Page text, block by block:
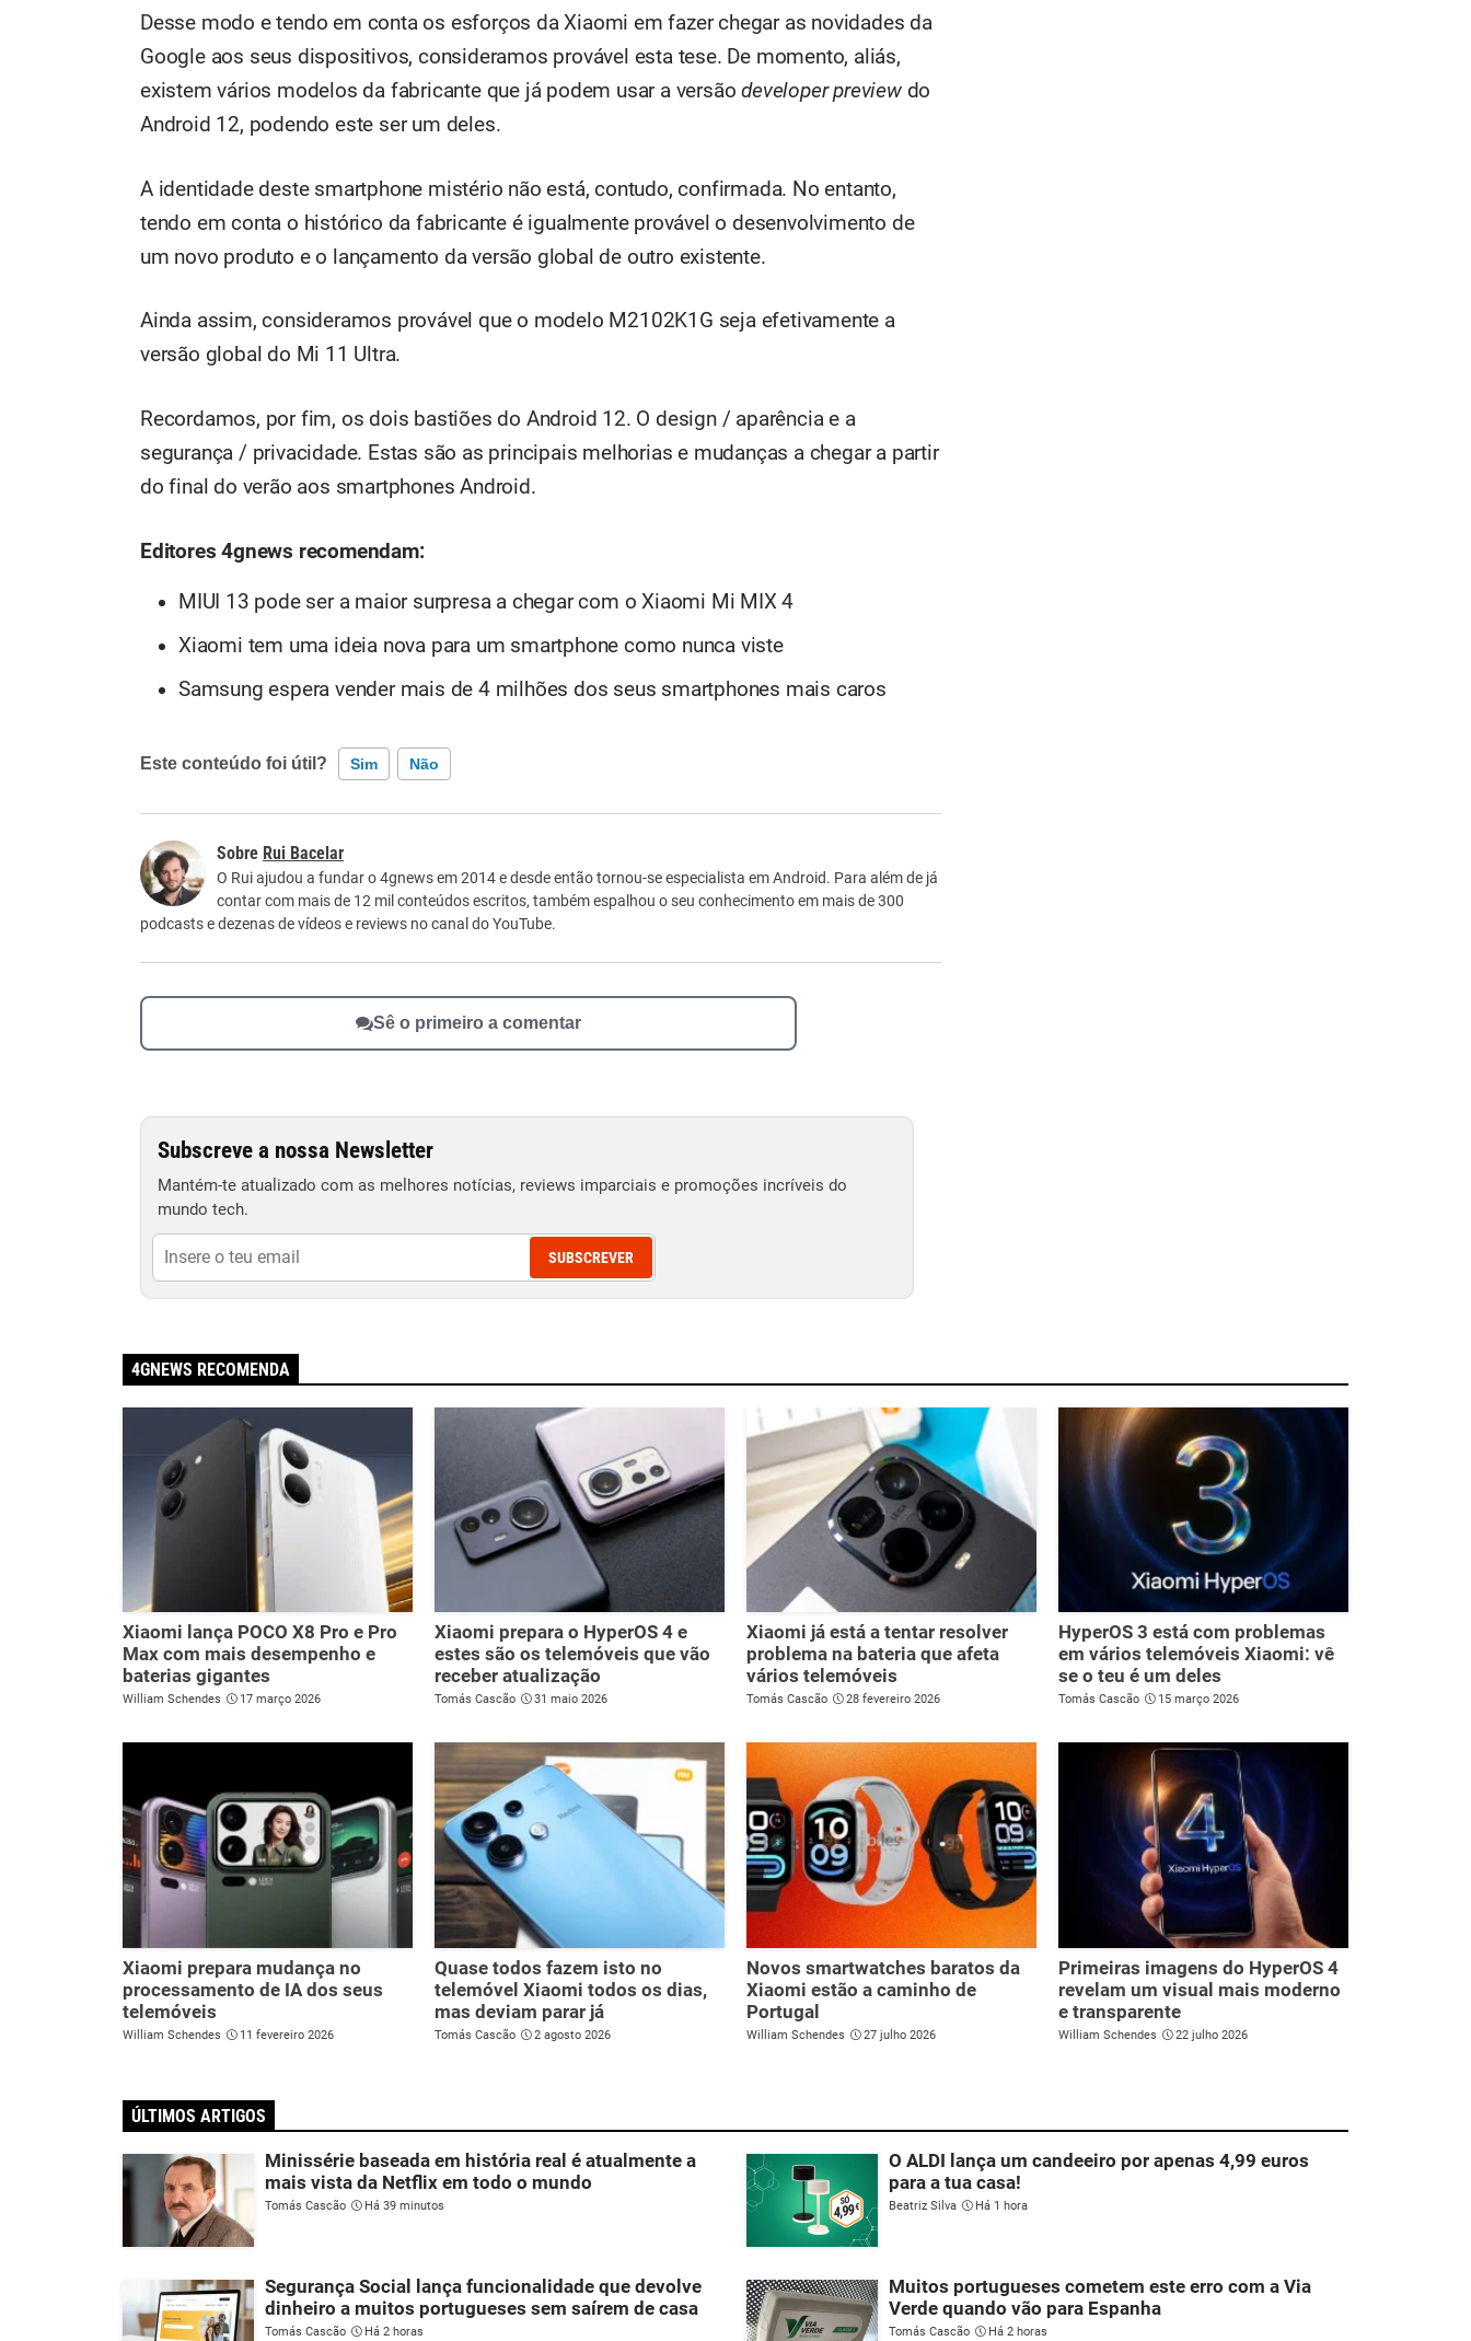
Desse modo e tendo em conta os esforços da Xiaomi em fazer chegar as novidades da
Google aos seus dispositivos, consideramos provável esta tese. De momento, aliás,
existem vários modelos da fabricante que já podem usar a versãodeveloper previewdo
Android 12, podendo este ser um deles.
A identidade deste smartphone mistério não está, contudo, confirmada. No entanto,
tendo em conta o histórico da fabricante é igualmente provável o desenvolvimento de
um novo produto e o lançamento da versão global de outro existente.
Ainda assim, consideramos provável que o modelo M2102K1G seja efetivamente a
versão global do Mi 11 Ultra.
Recordamos, por fim, os dois bastiões do Android 12. O design / aparência e a
segurança / privacidade. Estas são as principais melhorias e mudanças a chegar a partir
do final do verão aos smartphones Android.
Editores 4gnews recomendam:
MIUI 13 pode ser a maior surpresa a chegar com o Xiaomi Mi MIX 4
Xiaomi tem uma ideia nova para um smartphone como nunca viste
Samsung espera vender mais de 4 milhões dos seus smartphones mais caros
Este conteúdo foi útil? Sim Não
Este conteúdo não tem a informação que procuro
Outro
Rui Bacelar
O Rui ajudou a fundar o 4gnews em 2014 e desde então tornou-se especialista em Android. Para além de já
contar com mais de 12 mil conteúdos escritos, também espalhou o seu conhecimento em mais de 300
podcasts e dezenas de vídeos e reviews no canal do YouTube.
Sê o primeiro a comentar
Subscreve a nossa Newsletter
Mantém-te atualizado com as melhores notícias, reviews imparciais e promoções incríveis do
mundo tech.
SUBSCREVER
4GNEWS RECOMENDA
Xiaomi lança POCO X8 Pro e Pro
Max com mais desempenho e
baterias gigantes
William Schendes 17 março 2026
Xiaomi prepara o HyperOS 4 e
estes são os telemóveis que vão
receber atualização
Tomás Cascão 31 maio 2026
Xiaomi já está a tentar resolver
problema na bateria que afeta
vários telemóveis
Tomás Cascão 28 fevereiro 2026
HyperOS 3 está com problemas
em vários telemóveis Xiaomi: vê
se o teu é um deles
Tomás Cascão 15 março 2026
Xiaomi prepara mudança no
processamento de IA dos seus
telemóveis
William Schendes 11 fevereiro 2026
Quase todos fazem isto no
telemóvel Xiaomi todos os dias,
mas deviam parar já
Tomás Cascão 2 agosto 2026
Novos smartwatches baratos da
Xiaomi estão a caminho de
Portugal
William Schendes 27 julho 2026
Primeiras imagens do HyperOS 4
revelam um visual mais moderno
e transparente
William Schendes 22 julho 2026
ÚLTIMOS ARTIGOS
Minissérie baseada em história real é atualmente a
mais vista da Netflix em todo o mundo
Tomás Cascão Há 39 minutos
O ALDI lança um candeeiro por apenas 4,99 euros
para a tua casa!
Beatriz Silva Há 1 hora
Segurança Social lança funcionalidade que devolve
dinheiro a muitos portugueses sem saírem de casa
Tomás Cascão Há 2 horas
Muitos portugueses cometem este erro com a Via
Verde quando vão para Espanha
Tomás Cascão Há 2 horas